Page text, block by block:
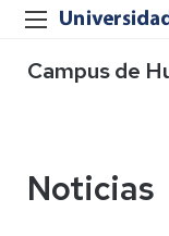
Campus de
Noticias